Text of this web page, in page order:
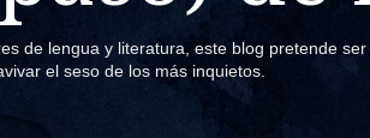
de lengua y literatura, este blog pretende
el seso de los más inquietos.